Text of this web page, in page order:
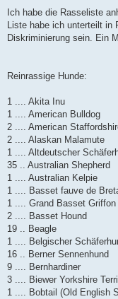
i
r
a
Ich habe die Rasseliste
Liste habe ich unterteilt in
Diskriminierung sein. Ein
Reinrassige Hunde:
1 .... Akita Inu
1 .... American Bulldog
2 .... American
2 .... Alaskan Malamute
1 .... Altdeutscher
35 .. Australian Shepherd
1 .... Australian Kelpie
1 .... Basset fauve de
1 .... Grand Basset Griffon
2 .... Basset Hound
19 .. Beagle
1 .... Belgischer
16 .. Berner Sennenhund
9 .... Bernhardiner
3 .... Biewer Yorkshire
1 .... Bobtail (Old English